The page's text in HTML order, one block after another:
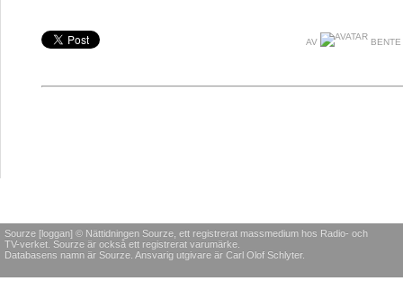
AV
Sourze [loggan] © Nättidningen Sourze, ett registrerat massmedium hos Radio- och
TV-verket. Sourze är också ett registrerat varumärke.
Databasens namn är Sourze. Ansvarig utgivare är Carl Olof Schlyter.